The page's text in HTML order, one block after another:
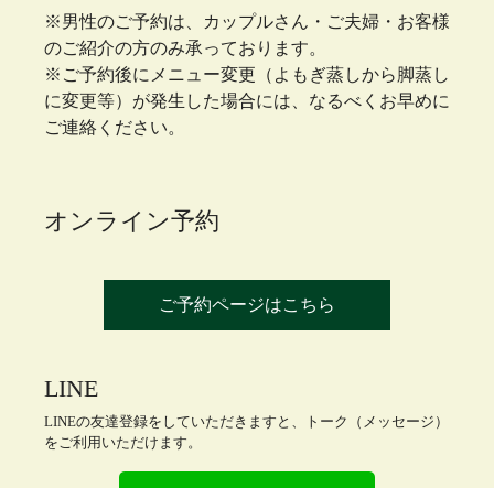
※男性のご予約は、カップルさん・ご夫婦・お客様
のご紹介の方のみ承っております。
※ご予約後にメニュー変更（よもぎ蒸しから脚蒸し
に変更等）が発生した場合には、なるべくお早めに
ご連絡ください。
オンライン予約
ご予約ページはこちら
LINE
LINEの友達登録をしていただきますと、トーク（メッセージ）
をご利用いただけます。